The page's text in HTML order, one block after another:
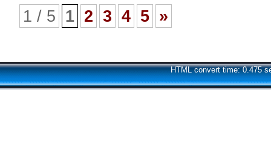
1 / 5 1 2 3 4 5 »
HTML convert time: 0.475